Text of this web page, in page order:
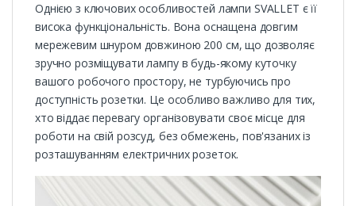
Однією з ключових особливостей лампи SVALLET є її
висока функціональність. Вона оснащена довгим
мережевим шнуром довжиною 200 см, що дозволяє
зручно розміщувати лампу в будь-якому куточку
вашого робочого простору, не турбуючись про
доступність розетки. Це особливо важливо для тих,
хто віддає перевагу організовувати своє місце для
роботи на свій розсуд, без обмежень, пов'язаних із
розташуванням електричних розеток.